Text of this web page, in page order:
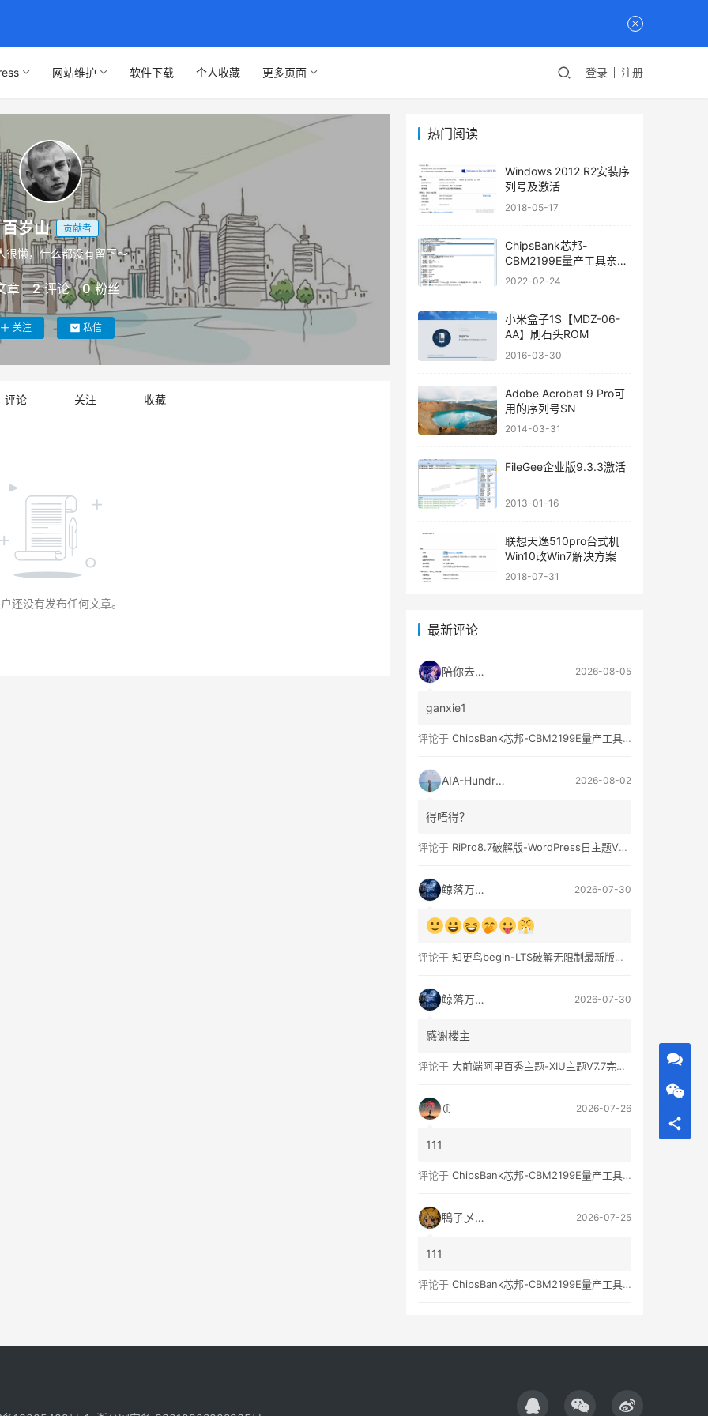
网站维护 软件下载 个人收藏 更多页面 登录 注册
百岁山 贡献者
很懒，什么都没有留下～
章 2 评论 0 粉丝
关注 私信
评论 关注 收藏
还没有发布任何文章。
热门阅读
Windows 2012 R2安装序
列号及激活
2018-05-17
ChipsBank芯邦-
CBM2199E量产工具亲测
可用
2022-02-24
小米盒子1S【MDZ-06-
AA】刷石头ROM
2016-03-30
Adobe Acrobat 9 Pro可
用的序列号SN
2014-03-31
FileGee企业版9.3.3激活
2013-01-16
联想天逸510pro台式机
Win10改Win7解决方案
2018-07-31
最新评论
陪你去流浪 2026-08-05
ganxie1
评论于 ChipsBank芯邦-CBM2199E量产工具亲测可用
AIA-Hundred 2026-08-02
得唔得？
评论于 RiPro8.7破解版-WordPress日主题V8.7完整无限制版下载
鲸落万物生 2026-07-30
评论于 知更鸟begin-LTS破解无限制最新版WordPress主题模板
鲸落万物生 2026-07-30
感谢楼主
评论于 大前端阿里百秀主题-XIU主题V7.7完美破解无限制版
2026-07-26
111
评论于 ChipsBank芯邦-CBM2199E量产工具亲测可用
鴨子乄選択 2026-07-25
111
评论于 ChipsBank芯邦-CBM2199E量产工具亲测可用